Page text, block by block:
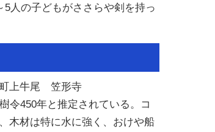
5人の子どもがささらや剣を持っ
上牛尾 笠形寺
令450年と推定されている。コ
木材は特に水に強く、おけや船